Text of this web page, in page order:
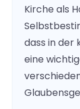
Kirche als
dass in der
eine